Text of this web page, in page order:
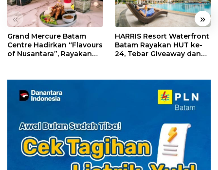
« »
Grand Mercure Batam
Centre Hadirkan “Flavours
of Nusantara”, Rayakan
HARRIS Resort Waterfront
Batam Rayakan HUT ke-
24, Tebar Giveaway dan